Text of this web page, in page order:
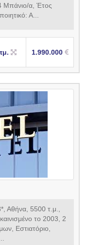
Μπάνιο/α, Έτος
Α...
1.990.000
Αθήνα, 5500 τ.μ.,
το 2003, 2
Εστιατόριο,